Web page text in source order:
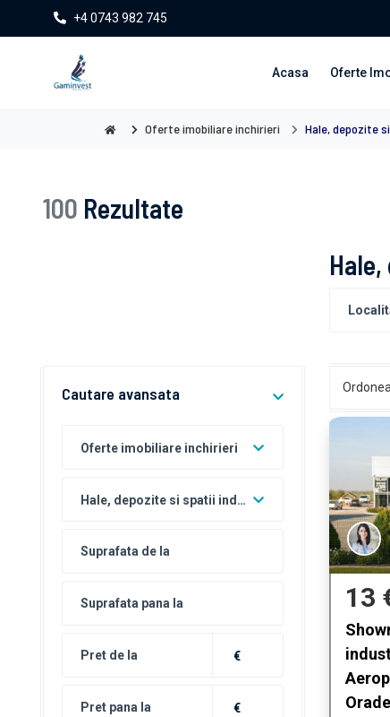
+4 0743 982 745
Acasa Oferte
Oferte imobiliare inchirieri Hale, depozite
100 Rezultate
Cautare avansata
Oferte imobiliare inchirieri
Hale, depozite si spatii industriale inchirieri
€
€
13